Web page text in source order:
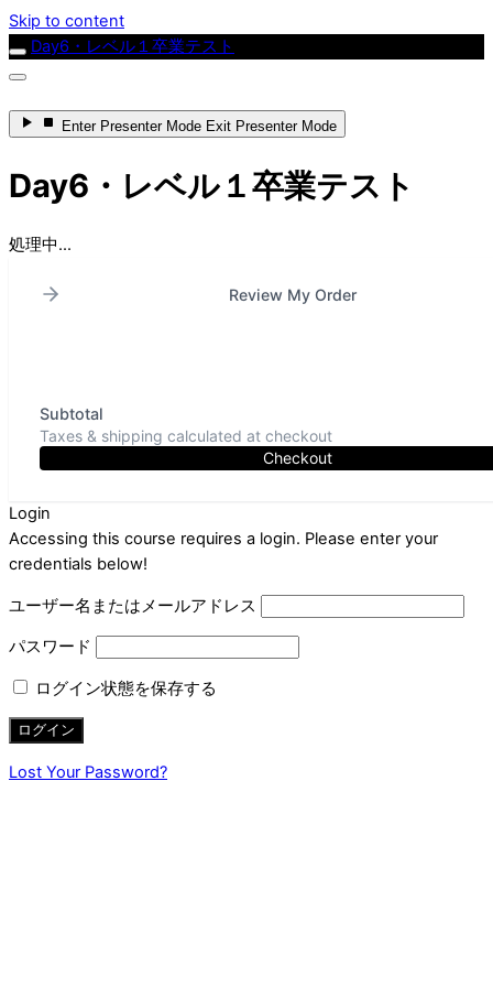
Skip to content
Day6・レベル１卒業テスト
Enter Presenter Mode Exit Presenter Mode
Day6・レベル１卒業テスト
処理中...
Review My Order
Subtotal
Taxes & shipping calculated at checkout
Checkout
Login
Accessing this course requires a login. Please enter your
credentials below!
ユーザー名またはメールアドレス
パスワード
ログイン状態を保存する
Lost Your Password?